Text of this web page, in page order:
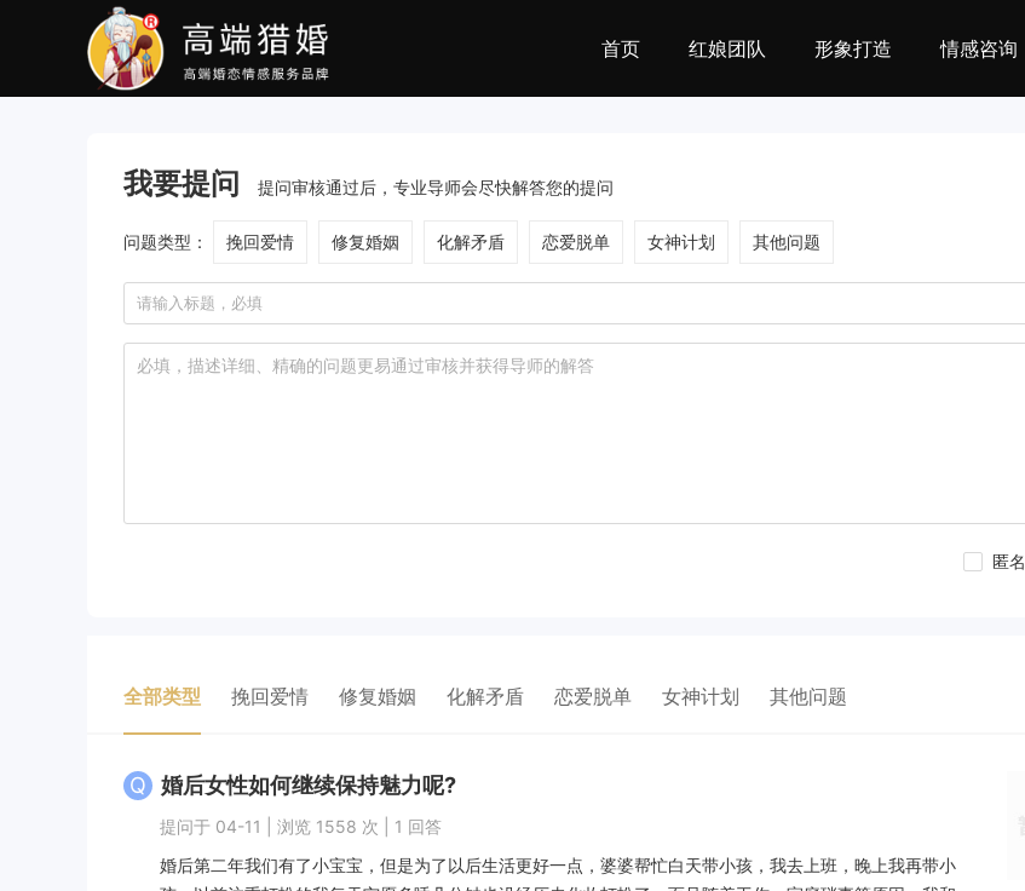
首页 红娘团队 形象打造 情感咨询
我要提问 提问审核通过后，专业导师会尽快解答您的提问
问题类型： 挽回爱情 修复婚姻 化解矛盾 恋爱脱单 女神计划 其他问题
匿名
全部类型 挽回爱情 修复婚姻 化解矛盾 恋爱脱单 女神计划 其他问题
Q 婚后女性如何继续保持魅力呢?
提问于 04-11 | 浏览 1558 次 | 1 回答
婚后第二年我们有了小宝宝，但是为了以后生活更好一点，婆婆帮忙白天带小孩，我去上班，晚上我再带小